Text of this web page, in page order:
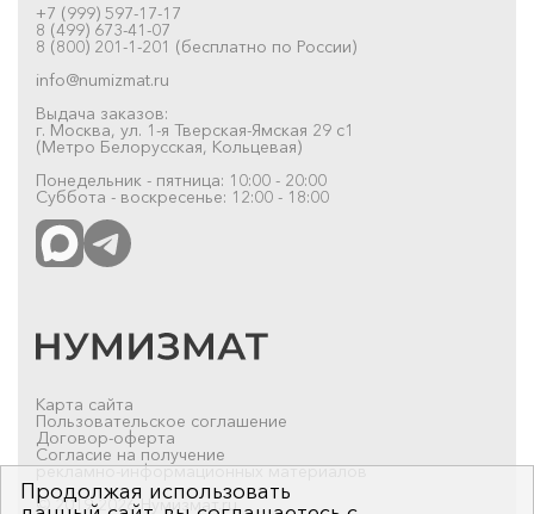
+7 (999) 597-17-17
8 (499) 673-41-07
8 (800) 201-1-201 (бесплатно по России)
info@numizmat.ru
Выдача заказов:
г. Москва, ул. 1-я Тверская-Ямская 29 с1
(Метро Белорусская, Кольцевая)
Понедельник - пятница: 10:00 - 20:00
Суббота - воскресенье: 12:00 - 18:00
Карта сайта
Пользовательское соглашение
Договор-оферта
Согласие на получение
рекламно-информационных материалов
© 2019-2026 Нумизмат.ru
Продолжая использовать